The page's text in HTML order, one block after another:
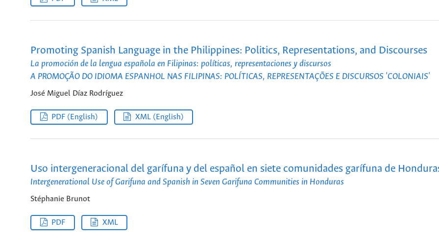
Promoting Spanish Language in the Philippines: Politics, Representations, and Discourses
La promoción de la lengua española en Filipinas: políticas, representaciones y discursos
A PROMOÇÃO DO IDIOMA ESPANHOL NAS FILIPINAS: POLÍTICAS, REPRESENTAÇÕES E DISCURSOS 'COLONIAIS'
José Miguel Díaz Rodríguez
PDF (English) XML (English)
Uso intergeneracional del garífuna y del español en siete comunidades garífuna de
Intergenerational Use of Garifuna and Spanish in Seven Garifuna Communities in Honduras
Stéphanie Brunot
PDF XML